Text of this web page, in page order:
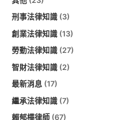
刑事法律知識(3)
創業法律知識(13)
勞動法律知識(27)
智財法律知識(2)
最新消息(17)
繼承法律知識(7)
賴郁樺律師(67)